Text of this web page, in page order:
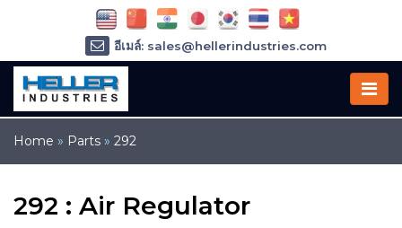
Home » Parts » 292
292 : Air Regulator
อีเมล์: sales@hellerindustries.com
อีเมล์: service@hellerindustries.com
โทรศัพท์ :